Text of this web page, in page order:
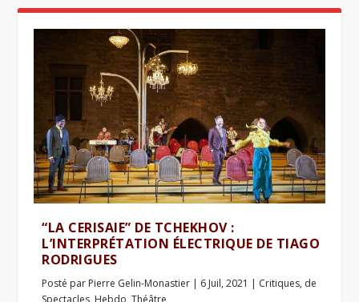
“LA CERISAIE” DE TCHEKHOV :
L’INTERPRÉTATION ÉLECTRIQUE DE TIAGO
RODRIGUES
Posté par Pierre Gelin-Monastier | 6 Juil, 2021 | Critiques, de
Spectacles, Hebdo,Théâtre